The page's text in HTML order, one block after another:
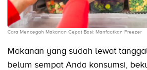
Cara Mencegah Makanan Cepat Basi: Manfaatkan Freezer
Makanan yang sudah lewat tanggal
belum sempat Anda konsumsi,